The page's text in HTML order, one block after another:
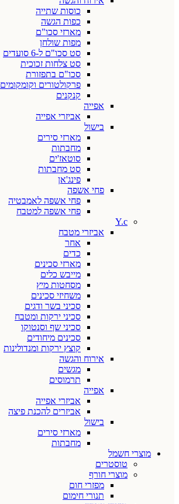
כוסות שתייה
כפות הגשה
מארזי סכו"ם
מפות שולחן
סט סכו"ם ל-6 סועדים
סט צלחות זכוכית
סכו"ם בתפזורת
פרקולטורים וקומקומים
קנקנים
אפייה
אביזרי אפייה
בישול
מארזי סירים
מחבתות
סוטאז'ים
סט מחבתות
פינג'אן
פחי אשפה
פחי אשפה לאמבטיה
פחי אשפה למטבח
Y.c
אביזרי מטבח
אחר
כדים
מארזי סכינים
מייבש כלים
מסחטות מיץ
משחיזי סכינים
סכיני בשר ודגים
סכיני ירקות ומטבח
סכיני שף וסנטוקו
סכינים מיחודים
קוצץ ירקות ומנדולינות
אירוח והגשה
מגשים
תרמוסים
אפייה
אביזרי אפייה
אביזרים להכנת פיצה
בישול
מארזי סירים
מחבתות
מוצרי חשמל
טוסטרים
מוצרי חורף
מפזרי חום
תנורי חימום